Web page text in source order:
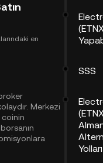
en
Merkezi
SSS
Yolları